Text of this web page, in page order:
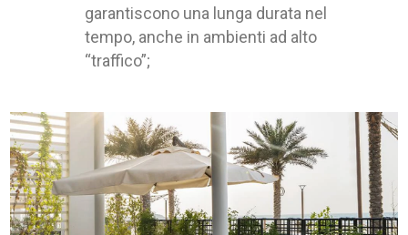
garantiscono una lunga durata nel
tempo, anche in ambienti ad alto
“traffico”;